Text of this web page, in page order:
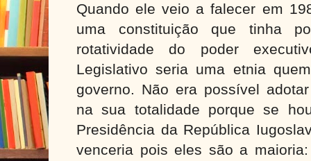
Quando ele veio a falecer em
uma constituição que tinha
rotatividade do poder
Legislativo seria uma etnia
governo. Não era possível
na sua totalidade porque se
Presidência da República
venceria pois eles são a